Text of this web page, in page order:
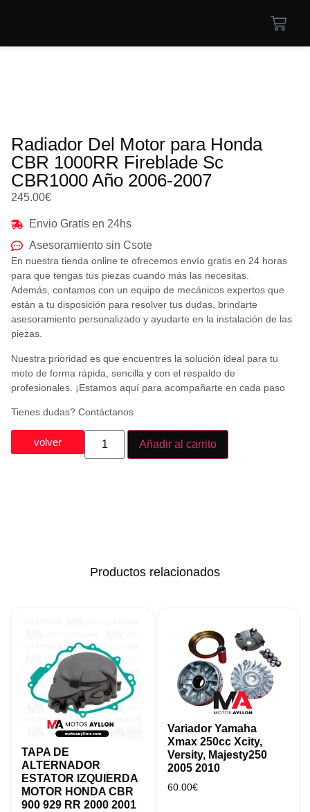
Radiador Del Motor para Honda
CBR 1000RR Fireblade Sc
CBR1000 Año 2006-2007
245.00€
Envio Gratis en 24hs
Asesoramiento sin Csote
En nuestra tienda online te ofrecemos envío gratis en 24 horas
para que tengas tus piezas cuando más las necesitas.
Además, contamos con un equipo de mecánicos expertos que
están a tu disposición para resolver tus dudas, brindarte
asesoramiento personalizado y ayudarte en la instalación de las
piezas.
Nuestra prioridad es que encuentres la solución ideal para tu
moto de forma rápida, sencilla y con el respaldo de
profesionales. ¡Estamos aquí para acompañarte en cada paso
Tienes dudas? Contáctanos
volver Añadir al carrito
Productos relacionados
TAPA DE
ALTERNADOR
ESTATOR IZQUIERDA
MOTOR HONDA CBR
900 929 RR 2000 2001
Variador Yamaha
Xmax 250cc Xcity,
Versity, Majesty250
2005 2010
60.00€